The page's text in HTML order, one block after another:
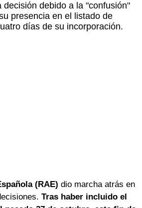
decisión debido a la "confusión"
presencia en el listado de
días de su incorporación.
(RAE) dio marcha atrás en
Tras haber incluido el